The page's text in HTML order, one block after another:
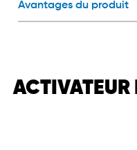
Avantages du produit
ACTIVATEUR